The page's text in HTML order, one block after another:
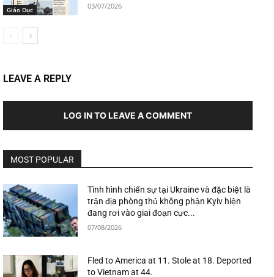
Giáo Dục 03/07/2026
LEAVE A REPLY
LOG IN TO LEAVE A COMMENT
MOST POPULAR
Tình hình chiến sự tại Ukraine và đặc biệt là
trận địa phòng thủ không phận Kyiv hiện
đang rơi vào giai đoạn cực...
07/08/2026
Fled to America at 11. Stole at 18. Deported
to Vietnam at 44.